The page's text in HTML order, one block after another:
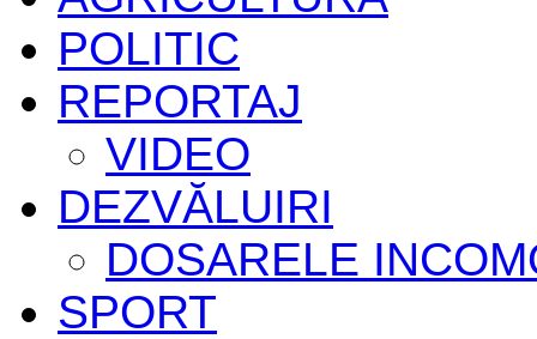
POLITIC
REPORTAJ
VIDEO
DEZVĂLUIRI
DOSARELE
SPORT